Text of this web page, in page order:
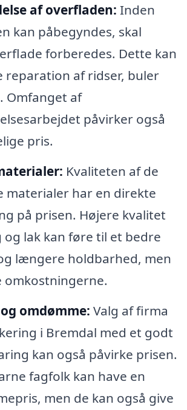
af overfladen: Inden
kan påbegyndes, skal
forberedes. Dette kan
reparation af ridser, buler
Omfanget af
påvirker også
pris.
Kvaliteten af de
materialer har en direkte
på prisen. Højere kvalitet
og lak kan føre til et bedre
længere holdbarhed, men
omkostningerne.
omdømme: Valg af firma
i Bremdal med et godt
kan også påvirke prisen.
fagfolk kan have en
men de kan også give